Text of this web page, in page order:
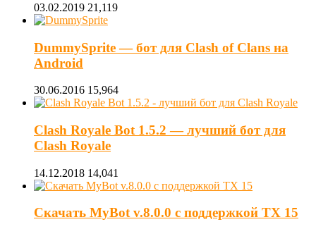
03.02.2019 21,119
DummySprite — бот для Clash of Clans на
Android
30.06.2016 15,964
Clash Royale Bot 1.5.2 — лучший бот для
Clash Royale
14.12.2018 14,041
Скачать MyBot v.8.0.0 с поддержкой ТХ 15